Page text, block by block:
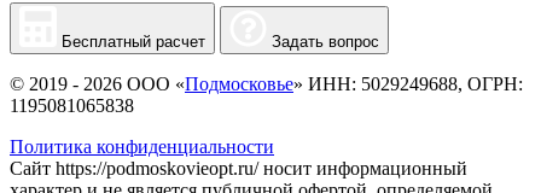
Бесплатный расчет Задать вопрос
© 2019 - 2026 ООО «Подмосковье» ИНН: 5029249688, ОГРН:
1195081065838
Политика конфиденциальности
Сайт https://podmoskovieopt.ru/ носит информационный